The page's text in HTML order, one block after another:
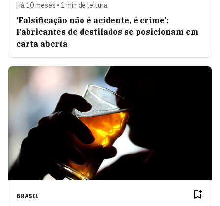
Há 10 meses • 1 min de leitura
‘Falsificação não é acidente, é crime’:
Fabricantes de destilados se posicionam em
carta aberta
BRASIL